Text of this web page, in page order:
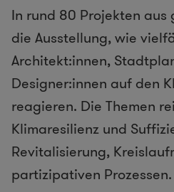
In rund 80 Projekten aus
die Ausstellung, wie
Architekt:innen,
Designer:innen auf den
reagieren. Die Themen
Klimaresilienz und
Revitalisierung,
partizipativen Prozessen.